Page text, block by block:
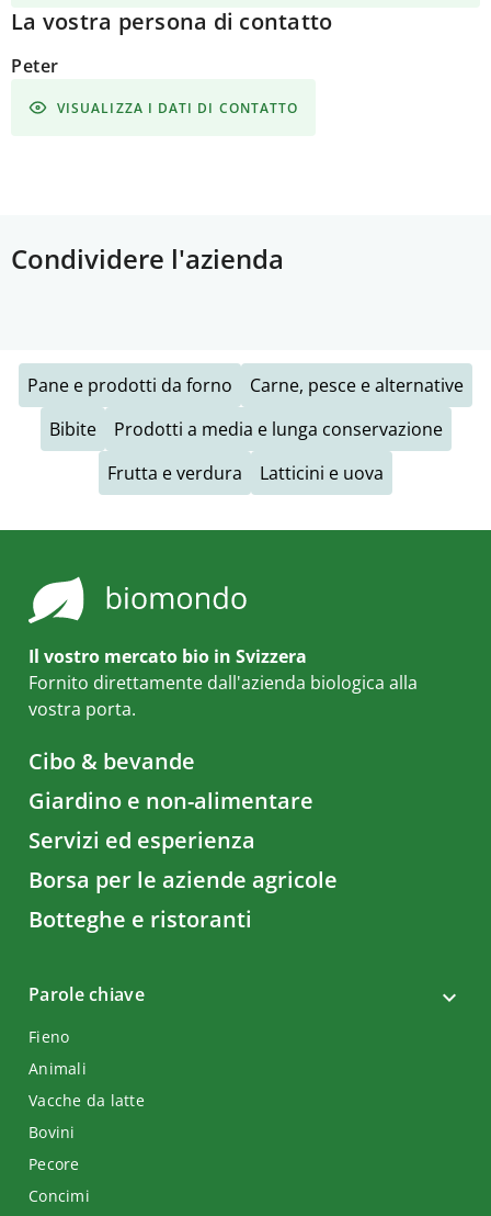
La vostra persona di contatto
Peter
VISUALIZZA I DATI DI CONTATTO
Condividere l'azienda
Pane e prodotti da forno
Carne, pesce e alternative
Bibite
Prodotti a media e lunga conservazione
Frutta e verdura
Latticini e uova
Il vostro mercato bio in Svizzera
Fornito direttamente dall'azienda biologica alla
vostra porta.
Cibo & bevande
Giardino e non-alimentare
Servizi ed esperienza
Borsa per le aziende agricole
Botteghe e ristoranti
Parole chiave
Fieno
Animali
Vacche da latte
Bovini
Pecore
Concimi